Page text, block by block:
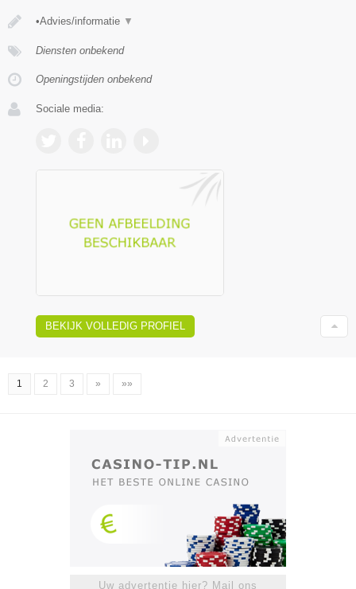
•Advies/informatie ▼
Diensten onbekend
Openingstijden onbekend
Sociale media:
BEKIJK VOLLEDIG PROFIEL
1 2 3 » »»
Uw advertentie hier? Mail ons